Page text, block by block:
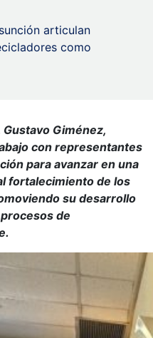
articulan
como
Giménez,
con representantes
para avanzar en una
fortalecimiento de los
su desarrollo
de